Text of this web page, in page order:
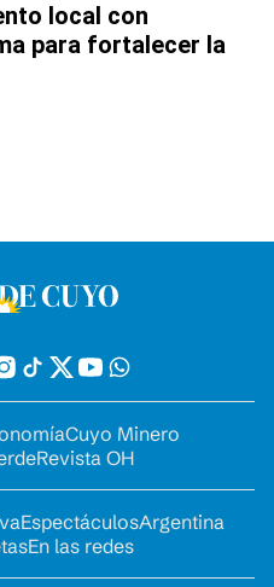
local con
para fortalecer la
Cuyo Minero
Revista OH
EspectáculosArgentina
En las redes